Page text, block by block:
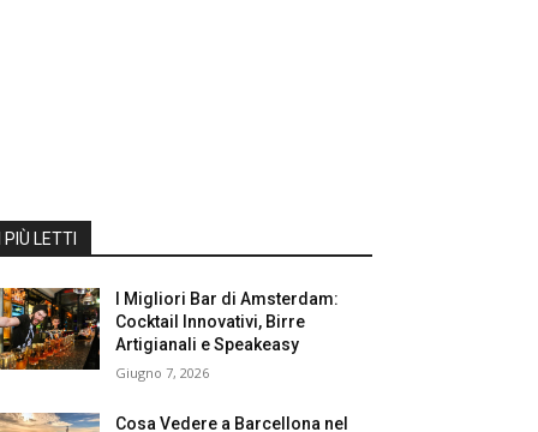
I PIÙ LETTI
I Migliori Bar di Amsterdam:
Cocktail Innovativi, Birre
Artigianali e Speakeasy
Giugno 7, 2026
Cosa Vedere a Barcellona nel